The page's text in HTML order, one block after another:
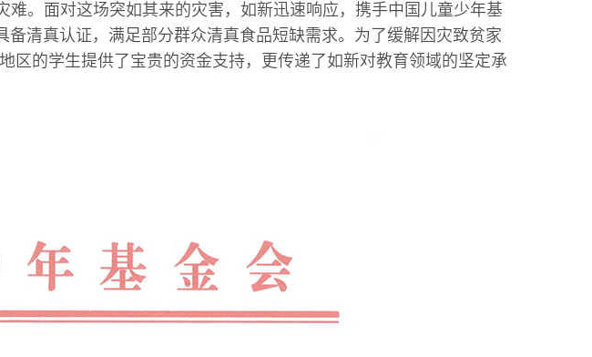
。面对这场突如其来的灾害，如新迅速响应，携手中国儿童少年基
清真认证，满足部分群众清真食品短缺需求。为了缓解因灾致贫家
区的学生提供了宝贵的资金支持，更传递了如新对教育领域的坚定承